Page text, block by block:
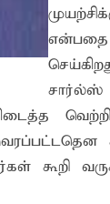
மூலம்
விசேட
கூறி